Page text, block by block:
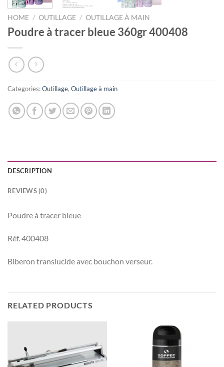
HOME / OUTILLAGE / OUTILLAGE À MAIN
Poudre à tracer bleue 360gr 400408
Categories:Outillage, Outillage à main
DESCRIPTION
REVIEWS (0)
Poudre à tracer bleue
Réf. 400408
Biberon translucide avec bouchon verseur.
RELATED PRODUCTS